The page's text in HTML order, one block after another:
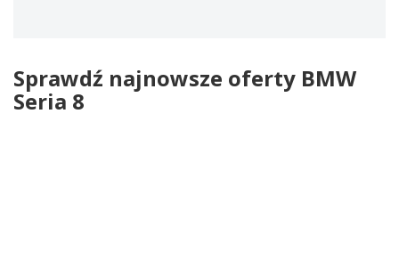
Sprawdź najnowsze oferty BMW
Seria 8